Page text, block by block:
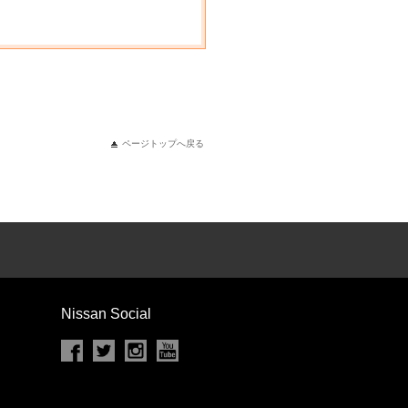
ページトップへ戻る
Nissan Social